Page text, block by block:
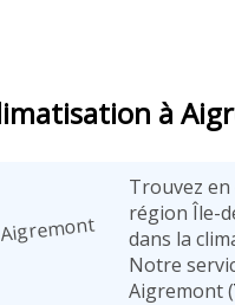
à
Trouvez
région Île-
dans la
Notre
Aigremont (